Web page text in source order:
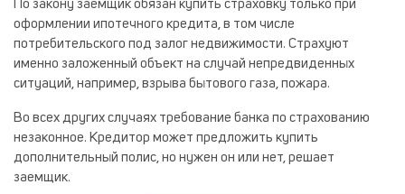
По закону заемщик обязан купить страховку только при
оформлении ипотечного кредита, в том числе
потребительского под залог недвижимости. Страхуют
именно заложенный объект на случай непредвиденных
ситуаций, например, взрыва бытового газа, пожара.
Во всех других случаях требование банка по страхованию
незаконное. Кредитор может предложить купить
дополнительный полис, но нужен он или нет, решает
заемщик.